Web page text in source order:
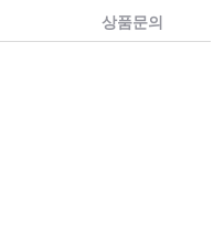
상품문의